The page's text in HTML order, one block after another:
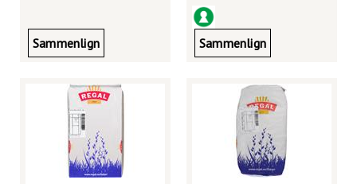
Sammenlign Sammenlign